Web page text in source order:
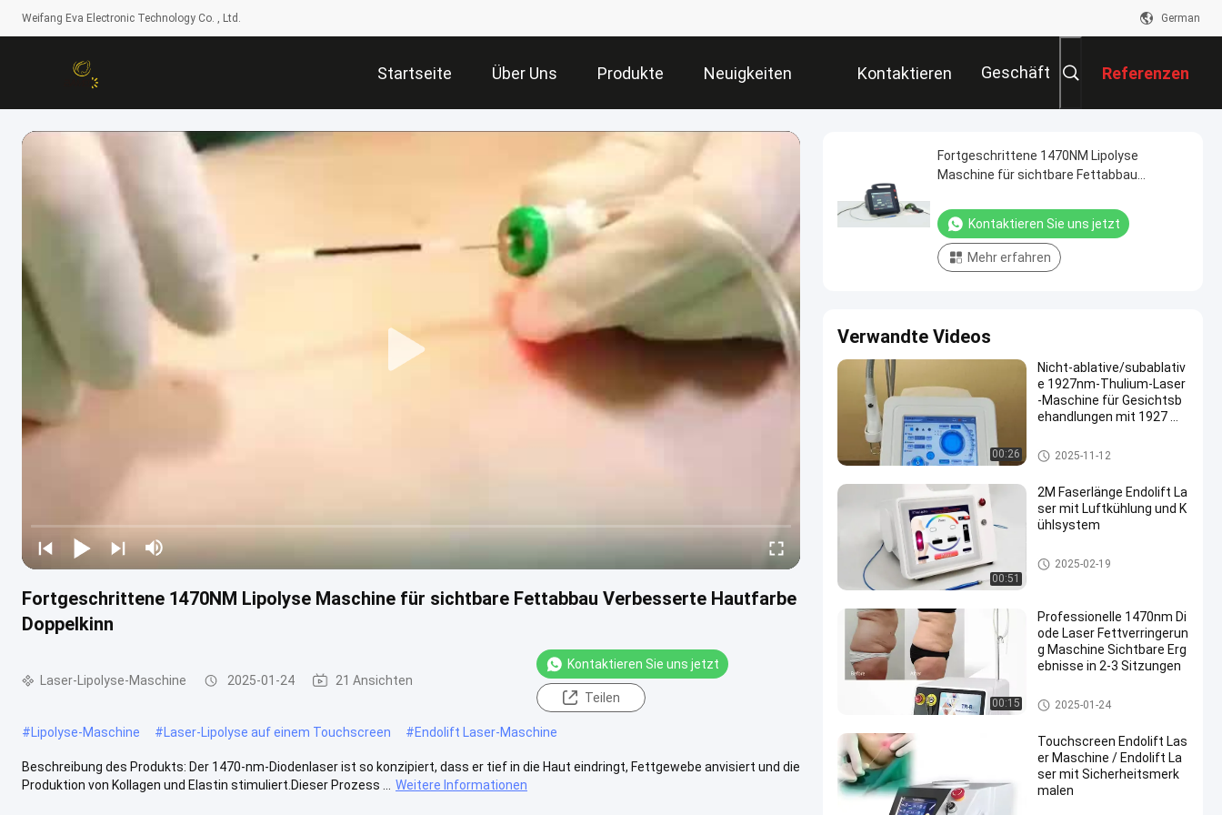
Weifang Eva Electronic Technology Co. , Ltd. German
Startseite Über Uns Produkte Neuigkeiten Kontaktieren
Sie Uns
Geschäft Referenzen
Fortgeschrittene 1470NM Lipolyse Maschine für sichtbare Fettabbau Verbesserte Hautfarbe
Doppelkinn
Laser-Lipolyse-Maschine 2025-01-24 21 Ansichten
Kontaktieren Sie uns jetzt
Teilen
#Lipolyse-Maschine #Laser-Lipolyse auf einem Touchscreen #Endolift Laser-Maschine
Beschreibung des Produkts: Der 1470-nm-Diodenlaser ist so konzipiert, dass er tief in die Haut eindringt, Fettgewebe anvisiert und die
Produktion von Kollagen und Elastin stimuliert.Dieser Prozess ...
Weitere Informationen
Fortgeschrittene 1470NM Lipolyse
Maschine für sichtbare Fettabbau
Kontaktieren Sie uns jetzt
Mehr erfahren
Verwandte Videos
00:26
Nicht-ablative/subablativ
e 1927nm-Thulium-Laser
-Maschine für Gesichtsb
ehandlungen mit 1927 We
Dioden-Laser-Haar-Abbau-Mas
chine
2025-11-12
00:51
2M Faserlänge Endolift La
ser mit Luftkühlung und K
ühlsystem
Laser-Lipolyse-Maschine
2025-02-19
00:15
Professionelle 1470nm Di
ode Laser Fettverringerun
g Maschine Sichtbare Erg
ebnisse in 2-3 Sitzungen
Laser-Lipolyse-Maschine
2025-01-24
Touchscreen Endolift Las
er Maschine / Endolift La
ser mit Sicherheitsmerk
malen